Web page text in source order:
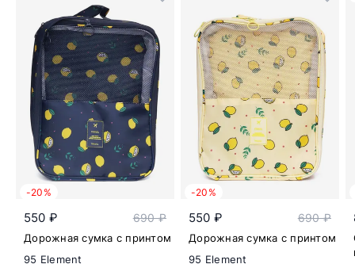
-20%
550 ₽ 690 ₽
Дорожная сумка с принтом
95 Element
-20%
550 ₽ 690 ₽
Дорожная сумка с принтом
95 Element